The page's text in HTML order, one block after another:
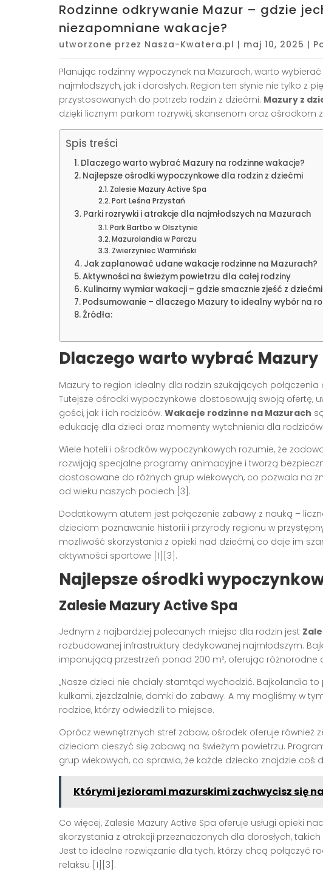
Rodzinne odkrywanie Mazur – gdzie
niezapomniane wakacje?
utworzone przez Nasza-Kwatera.pl | maj 10, 2025 |
Planując rodzinny wypoczynek na Mazurach, warto
najmłodszych, jak i dorosłych. Region ten słynie nie tylko z
przystosowanych do potrzeb rodzin z dziećmi. Mazury z
dzięki licznym parkom rozrywki, skansenom oraz ośrodkom
Spis treści
Dlaczego warto wybrać Mazury na rodzinne wakacje?
Najlepsze ośrodki wypoczynkowe dla rodzin z dziećmi
Zalesie Mazury Active Spa
Port Leśna Przystań
Parki rozrywki i atrakcje dla najmłodszych na Mazurach
Park Bartbo w Olsztynie
Mazurolandia w Parczu
Zwierzyniec Warmiński
Jak zaplanować udane wakacje rodzinne na Mazurach?
Aktywności na świeżym powietrzu dla całej rodziny
Kulinarny wymiar wakacji – gdzie smacznie zjeść z
Podsumowanie – dlaczego Mazury to idealny wybór na
Źródła:
Dlaczego warto wybrać
Mazury to region idealny dla rodzin szukających
Tutejsze ośrodki wypoczynkowe dostosowują swoją ofertę,
gości, jak i ich rodziców. Wakacje rodzinne na Mazurach
edukację dla dzieci oraz momenty wytchnienia dla rodziców
Wiele hoteli i ośrodków wypoczynkowych rozumie, że
rozwijają specjalne programy animacyjne i tworzą
dostosowane do różnych grup wiekowych, co pozwala na
od wieku naszych pociech [3].
Dodatkowym atutem jest połączenie zabawy z nauką –
dzieciom poznawanie historii i przyrody regionu w
możliwość skorzystania z opieki nad dziećmi, co daje im
aktywności sportowe [1][3].
Najlepsze ośrodki
Zalesie Mazury Active Spa
Jednym z najbardziej polecanych miejsc dla rodzin jest
rozbudowanej infrastruktury dedykowanej najmłodszym.
imponującą przestrzeń ponad 200 m², oferując
„Nasze dzieci nie chciały stamtąd wychodzić. Bajkolandia
kulkami, zjeżdżalnie, domki do zabawy. A my mogliśmy w
rodzice, którzy odwiedzili to miejsce.
Oprócz wewnętrznych stref zabaw, ośrodek oferuje również
dzieciom cieszyć się zabawą na świeżym powietrzu.
grup wiekowych, co sprawia, że każde dziecko znajdzie coś
Którymi jeziorami mazurskimi zachwycisz się
Co więcej, Zalesie Mazury Active Spa oferuje usługi opieki
skorzystania z atrakcji przeznaczonych dla dorosłych,
Jest to idealne rozwiązanie dla tych, którzy chcą połączyć
relaksu [1][3].